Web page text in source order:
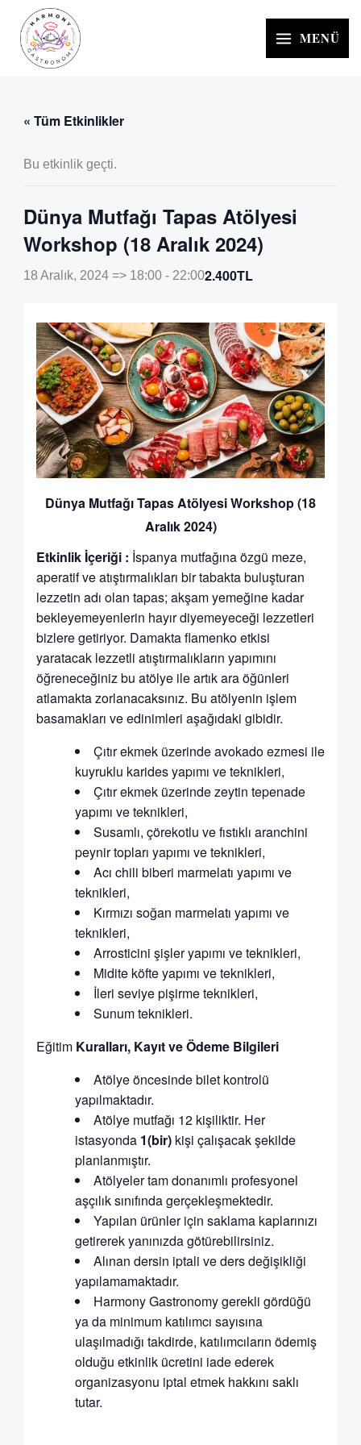
İçeriğe
MENÜ
« Tüm Etkinlikler
Bu etkinlik geçti.
Dünya Mutfağı Tapas Atölyesi
Workshop (18 Aralık 2024)
18 Aralık, 2024 => 18:00- 22:002.400TL
Dünya Mutfağı Tapas Atölyesi Workshop (18
Aralık 2024)
Etkinlik İçeriği : İspanya mutfağına özgü meze,
aperatif ve atıştırmalıkları bir tabakta buluşturan
lezzetin adı olan tapas; akşam yemeğine kadar
bekleyemeyenlerin hayır diyemeyeceği lezzetleri
bizlere getiriyor. Damakta flamenko etkisi
yaratacak lezzetli atıştırmalıkların yapımını
öğreneceğiniz bu atölye ile artık ara öğünleri
atlamakta zorlanacaksınız. Bu atölyenin işlem
basamakları ve edinimleri aşağıdaki gibidir.
Çıtır ekmek üzerinde avokado ezmesi ile
kuyruklu karides yapımı ve teknikleri,
Çıtır ekmek üzerinde zeytin tepenade
yapımı ve teknikleri,
Susamlı, çörekotlu ve fıstıklı aranchini
peynir topları yapımı ve teknikleri,
Acı chili biberi marmelatı yapımı ve
teknikleri,
Kırmızı soğan marmelatı yapımı ve
teknikleri,
Arrosticini şişler yapımı ve teknikleri,
Midite köfte yapımı ve teknikleri,
İleri seviye pişirme teknikleri,
Sunum teknikleri.
EğitimKuralları, Kayıt ve Ödeme Bilgileri
Atölye öncesinde bilet kontrolü
yapılmaktadır.
Atölye mutfağı 12 kişiliktir. Her
istasyonda 1(bir)kişi çalışacak şekilde
planlanmıştır.
Atölyeler tam donanımlı profesyonel
aşçılık sınıfında gerçekleşmektedir.
Yapılan ürünler için saklama kaplarınızı
getirerek yanınızda götürebilirsiniz.
Alınan dersin iptali ve ders değişikliği
yapılamamaktadır.
Harmony Gastronomy gerekli gördüğü
ya da minimum katılımcı sayısına
ulaşılmadığı takdirde, katılımcıların ödemiş
olduğu etkinlik ücretini iade ederek
organizasyonu iptal etmek hakkını saklı
tutar.